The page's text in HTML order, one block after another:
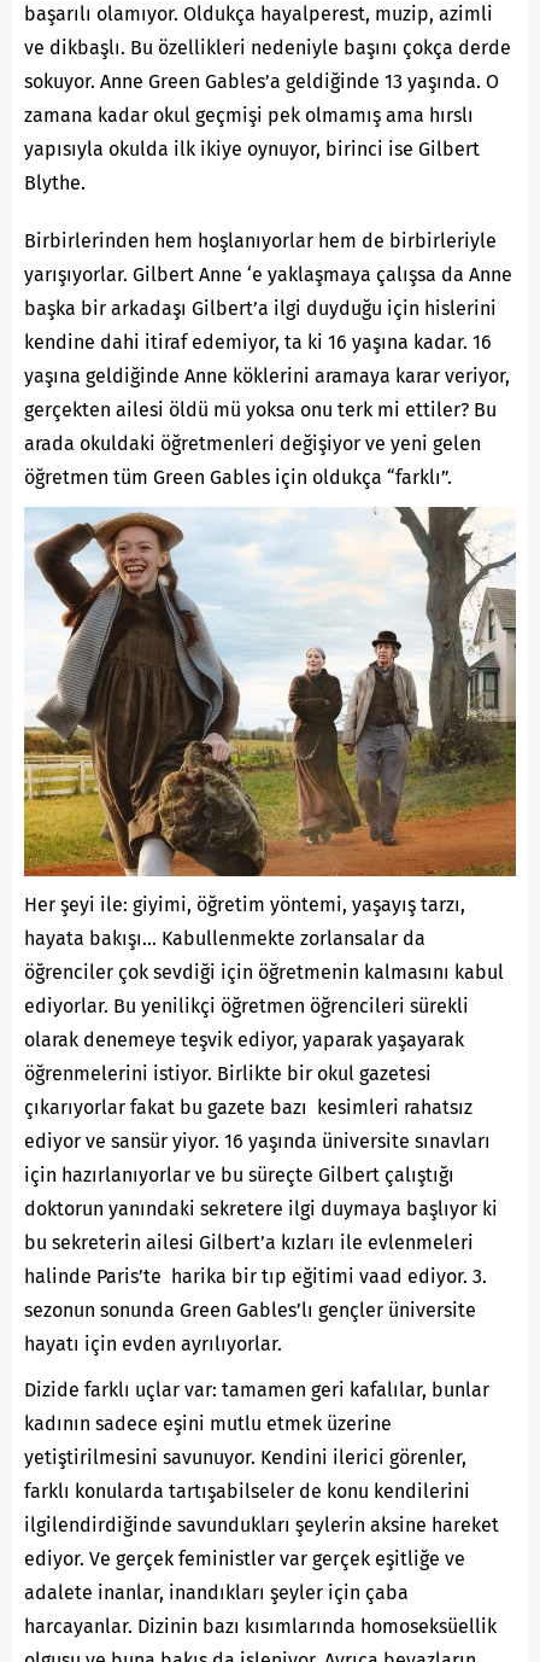
başarılı olamıyor. Oldukça hayalperest, muzip, azimli
ve dikbaşlı. Bu özellikleri nedeniyle başını çokça derde
sokuyor. Anne Green Gables’a geldiğinde 13 yaşında. O
zamana kadar okul geçmişi pek olmamış ama hırslı
yapısıyla okulda ilk ikiye oynuyor, birinci ise Gilbert
Blythe.
Birbirlerinden hem hoşlanıyorlar hem de birbirleriyle
yarışıyorlar. Gilbert Anne ‘e yaklaşmaya çalışsa da Anne
başka bir arkadaşı Gilbert’a ilgi duyduğu için hislerini
kendine dahi itiraf edemiyor, ta ki 16 yaşına kadar. 16
yaşına geldiğinde Anne köklerini aramaya karar veriyor,
gerçekten ailesi öldü mü yoksa onu terk mi ettiler? Bu
arada okuldaki öğretmenleri değişiyor ve yeni gelen
öğretmen tüm Green Gables için oldukça “farklı”.
Her şeyi ile: giyimi, öğretim yöntemi, yaşayış tarzı,
hayata bakışı… Kabullenmekte zorlansalar da
öğrenciler çok sevdiği için öğretmenin kalmasını kabul
ediyorlar. Bu yenilikçi öğretmen öğrencileri sürekli
olarak denemeye teşvik ediyor, yaparak yaşayarak
öğrenmelerini istiyor. Birlikte bir okul gazetesi
çıkarıyorlar fakat bu gazete bazı kesimleri rahatsız
ediyor ve sansür yiyor. 16 yaşında üniversite sınavları
için hazırlanıyorlar ve bu süreçte Gilbert çalıştığı
doktorun yanındaki sekretere ilgi duymaya başlıyor ki
bu sekreterin ailesi Gilbert’a kızları ile evlenmeleri
halinde Paris’te harika bir tıp eğitimi vaad ediyor. 3.
sezonun sonunda Green Gables’lı gençler üniversite
hayatı için evden ayrılıyorlar.
Dizide farklı uçlar var: tamamen geri kafalılar, bunlar
kadının sadece eşini mutlu etmek üzerine
yetiştirilmesini savunuyor. Kendini ilerici görenler,
farklı konularda tartışabilseler de konu kendilerini
ilgilendirdiğinde savundukları şeylerin aksine hareket
ediyor. Ve gerçek feministler var gerçek eşitliğe ve
adalete inanlar, inandıkları şeyler için çaba
harcayanlar. Dizinin bazı kısımlarında homoseksüellik